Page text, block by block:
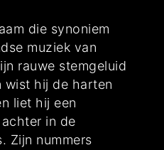
die synoniem
muziek van
rauwe stemgeluid
wist hij de harten
liet hij een
in de
Zijn nummers